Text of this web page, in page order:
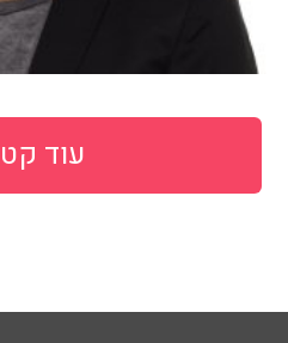
עוד